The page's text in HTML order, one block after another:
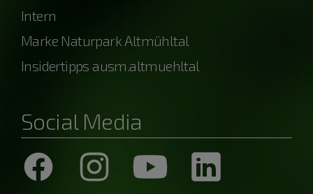
Intern
Marke Naturpark Altmühltal
Insidertipps ausm.altmuehltal
Social Media